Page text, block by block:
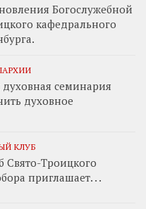
Богослужебной
кафедрального
духовная семинария
духовное
КЛУБ
Троицкого
приглашает. . .